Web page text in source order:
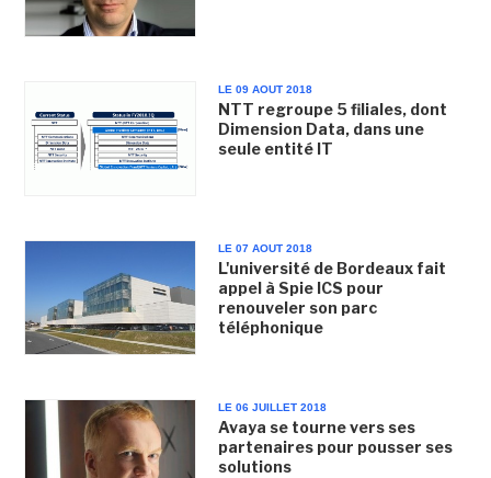
LE 09 AOUT 2018
NTT regroupe 5 filiales, dont
Dimension Data, dans une
seule entité IT
LE 07 AOUT 2018
L'université de Bordeaux fait
appel à Spie ICS pour
renouveler son parc
téléphonique
LE 06 JUILLET 2018
Avaya se tourne vers ses
partenaires pour pousser ses
solutions